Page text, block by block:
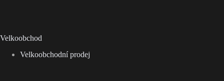
Velkoobchod
Velkoobchodní prodej